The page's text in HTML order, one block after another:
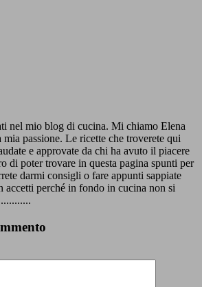
nel mio blog di cucina. Mi chiamo Elena
passione. Le ricette che troverete qui
e approvate da chi ha avuto il piacere
di poter trovare in questa pagina spunti per
darmi consigli o fare appunti sappiate
accetti perché in fondo in cucina non si